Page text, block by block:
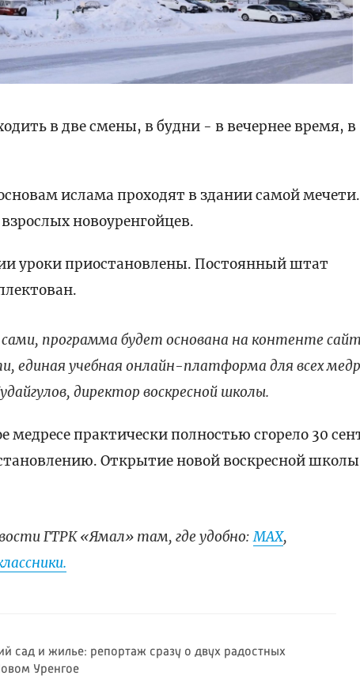
в две смены, в будни - в вечернее время, в
ислама проходят в здании самой
новоуренгойцев.
уроки приостановлены. Постоянный штат
программа будет основана на контенте
единая учебная онлайн-платформа для всех
директор воскресной школы.
практически полностью сгорело 30
Открытие новой воскресной школы
ГТРК «Ямал» там, где удобно:МАХ,
сад и жилье: репортаж сразу о двух радостных
Уренгое